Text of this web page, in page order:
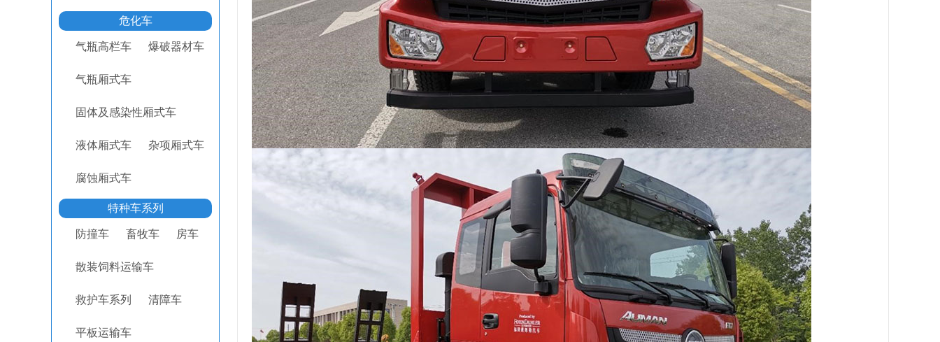
危化车
气瓶高栏车 爆破器材车
气瓶厢式车
固体及感染性厢式车
液体厢式车 杂项厢式车
腐蚀厢式车
特种车系列
防撞车 畜牧车 房车
散装饲料运输车
救护车系列 清障车
平板运输车